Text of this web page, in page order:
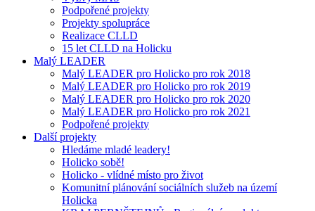
Podpořené projekty
Projekty spolupráce
Realizace CLLD
15 let CLLD na Holicku
Malý LEADER
Malý LEADER pro Holicko pro rok 2018
Malý LEADER pro Holicko pro rok 2019
Malý LEADER pro Holicko pro rok 2020
Malý LEADER pro Holicko pro rok 2021
Podpořené projekty
Další projekty
Hledáme mladé leadery!
Holicko sobě!
Holicko - vlídné místo pro život
Komunitní plánování sociálních služeb na území
Holicka